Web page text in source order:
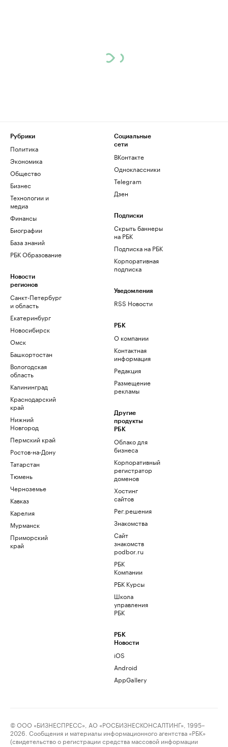
Рубрики
Политика
Экономика
Общество
Бизнес
Технологии и
медиа
Финансы
Биографии
База знаний
РБК Образование
Новости
регионов
Санкт-Петербург
и область
Екатеринбург
Новосибирск
Омск
Башкортостан
Вологодская
область
Калининград
Краснодарский
край
Нижний
Новгород
Пермский край
Ростов-на-Дону
Татарстан
Тюмень
Черноземье
Кавказ
Карелия
Мурманск
Приморский
край
Социальные
сети
ВКонтакте
Одноклассники
Telegram
Дзен
Подписки
Скрыть баннеры
на РБК
Подписка на РБК
Корпоративная
подписка
Уведомления
RSS Новости
РБК
О компании
Контактная
информация
Редакция
Размещение
рекламы
Другие
продукты
РБК
Облако для
бизнеса
Корпоративный
регистратор
доменов
Хостинг
сайтов
Рег.решения
Знакомства
Сайт
знакомств
podbor.ru
РБК
Компании
РБК Курсы
Школа
управления
РБК
РБК
Новости
iOS
Android
AppGallery
© ООО «БИЗНЕСПРЕСС», АО «РОСБИЗНЕСКОНСАЛТИНГ», 1995–
2026. Сообщения и материалы информационного агентства «РБК»
(свидетельство о регистрации средства массовой информации